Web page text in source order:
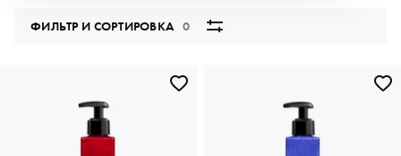
ФИЛЬТР И СОРТИРОВКА0